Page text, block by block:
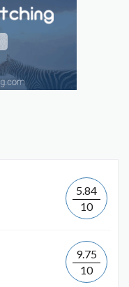
5.84
10
9.75
10